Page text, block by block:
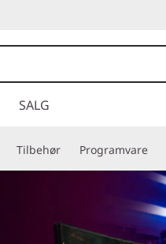
SALG
Tilbehør Programvare